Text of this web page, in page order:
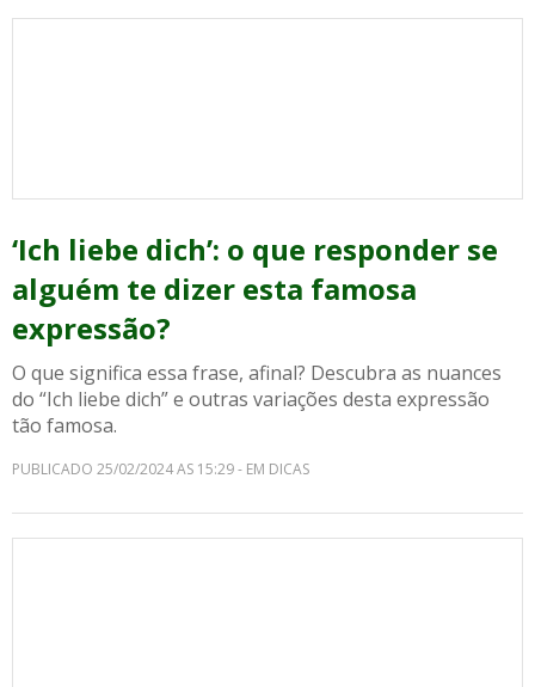
‘Ich liebe dich’: o que responder se
alguém te dizer esta famosa
expressão?
O que significa essa frase, afinal? Descubra as nuances
do “Ich liebe dich” e outras variações desta expressão
tão famosa.
PUBLICADO 25/02/2024 AS 15:29 - EM DICAS